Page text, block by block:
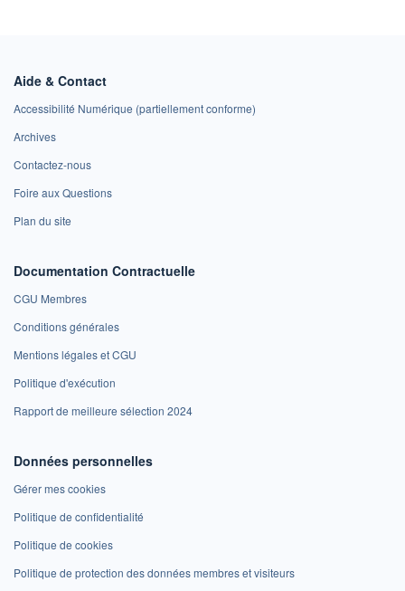
Aide & Contact
Accessibilité Numérique (partiellement conforme)
Archives
Contactez-nous
Foire aux Questions
Plan du site
Documentation Contractuelle
CGU Membres
Conditions générales
Mentions légales et CGU
Politique d'exécution
Rapport de meilleure sélection 2024
Données personnelles
Gérer mes cookies
Politique de confidentialité
Politique de cookies
Politique de protection des données membres et visiteurs